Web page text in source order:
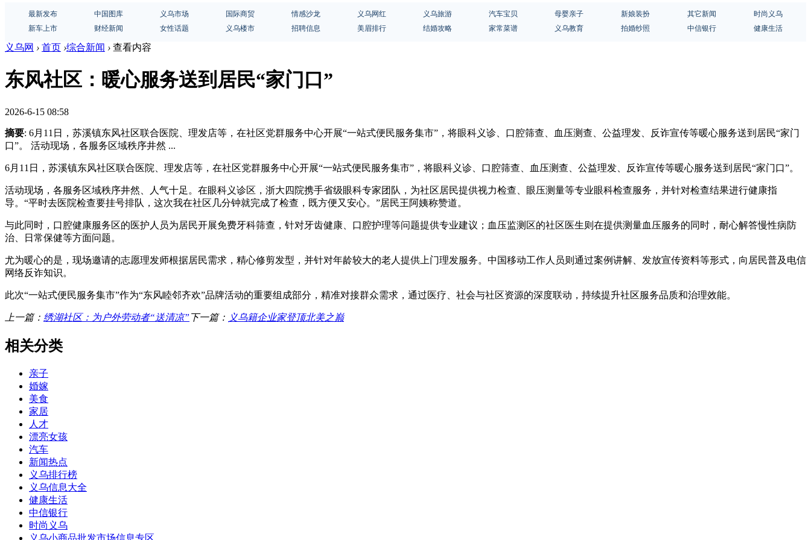
最新发布 中国图库 义乌市场 国际商贸 情感沙龙 义乌网红 义乌旅游 汽车宝贝 母婴亲子 新娘装扮 其它新闻
时尚义乌
新车上市
财经新闻 女性话题 义乌楼市 招聘信息 美眉排行 结婚攻略 家常菜谱 义乌教育 拍婚纱照 中信银行 健康生活
义乌网 › 首页 ›综合新闻 › 查看内容
东风社区：暖心服务送到居民“家门口”
2026-6-15 08:58
摘要: 6月11日，苏溪镇东风社区联合医院、理发店等，在社区党群服务中心开展“一站式便民服务集市”，将眼科义诊、口腔筛查、血压测查、公益理发、反诈宣传等暖心服务送到居民“家门
口”。 活动现场，各服务区域秩序井然 ...
6月11日，苏溪镇东风社区联合医院、理发店等，在社区党群服务中心开展“一站式便民服务集市”，将眼科义诊、口腔筛查、血压测查、公益理发、反诈宣传等暖心服务送到居民“家门口”。
活动现场，各服务区域秩序井然、人气十足。在眼科义诊区，浙大四院携手省级眼科专家团队，为社区居民提供视力检查、眼压测量等专业眼科检查服务，并针对检查结果进行健康指
导。“平时去医院检查要挂号排队，这次我在社区几分钟就完成了检查，既方便又安心。”居民王阿姨称赞道。
与此同时，口腔健康服务区的医护人员为居民开展免费牙科筛查，针对牙齿健康、口腔护理等问题提供专业建议；血压监测区的社区医生则在提供测量血压服务的同时，耐心解答慢性病防
治、日常保健等方面问题。
尤为暖心的是，现场邀请的志愿理发师根据居民需求，精心修剪发型，并针对年龄较大的老人提供上门理发服务。中国移动工作人员则通过案例讲解、发放宣传资料等形式，向居民普及电信
网络反诈知识。
此次“一站式便民服务集市”作为“东风睦邻齐欢”品牌活动的重要组成部分，精准对接群众需求，通过医疗、社会与社区资源的深度联动，持续提升社区服务品质和治理效能。
上一篇： 绣湖社区：为户外劳动者“送清凉” 下一篇： 义乌籍企业家登顶北美之巅
相关分类
亲子
婚嫁
美食
家居
人才
漂亮女孩
汽车
新闻热点
义乌排行榜
义乌信息大全
健康生活
中信银行
时尚义乌
义乌小商品批发市场信息专区